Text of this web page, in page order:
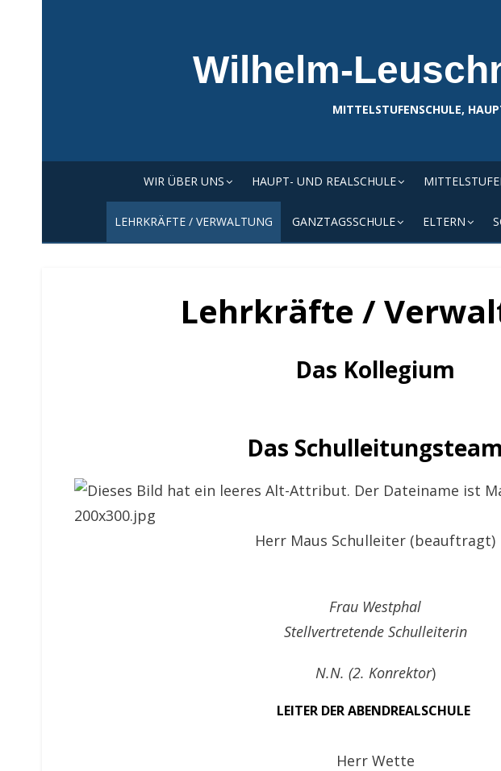
Wilhelm-
MITTELSTUFENSCHULE,
WIR ÜBER UNS HAUPT- UND REALSCHULE
LEHRKRÄFTE / VERWALTUNG GANZTAGSSCHULE ELTERN
Lehrkräfte /
Das Kollegium
Das Schulleitungsteam
Herr Maus Schulleiter (beauftragt)
Frau Westphal
Stellvertretende Schulleiterin
N.N. (2. Konrektor)
LEITER DER ABENDREALSCHULE
Herr Wette